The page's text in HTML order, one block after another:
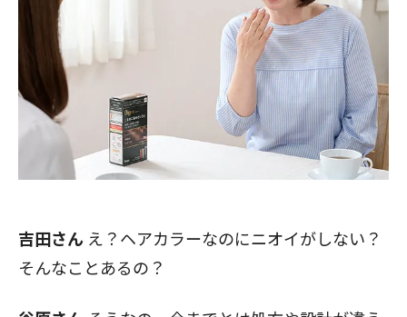
吉田さん え？ヘアカラーなのにニオイがしない？
そんなことあるの？